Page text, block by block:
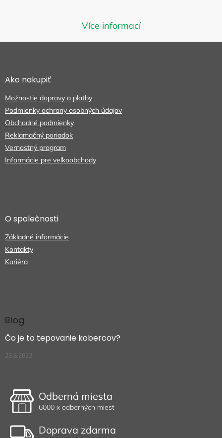
Môžete sa ale pozrieť na ostatné
Více informací
Z
ä
e
Ako nakupiť
Možnostie dopravy a platby
Podmienky ochrany osobných údajov
Obchodné podmienky
Reklamačný poriadok
Vernostný program
Informácie pre veľkoobchody
O společnosti
Základné informácie
Kontakty
Kariéra
Blog
Čo je to tepovanie kobercov?
23.6.2022
Odberná miesta
6000 x odberných miest
Doprava zdarma